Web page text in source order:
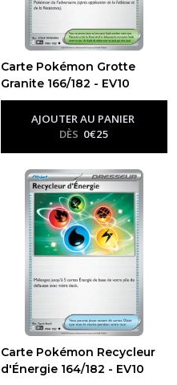
Carte Pokémon Grotte
Granite 166/182 - EV10
Rivalités Destinées-Ev10 -
Rivalités Destinées
AJOUTER AU PANIER
DÈS 0€25
Carte Pokémon Recycleur
d'Énergie 164/182 - EV10